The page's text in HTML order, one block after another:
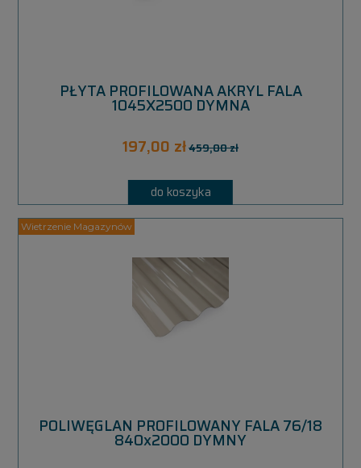
PŁYTA PROFILOWANA AKRYL FALA
1045X2500 DYMNA
197,00 zł459,00 zł
do koszyka
POLIWĘGLAN PROFILOWANY FALA 76/18
840x2000 DYMNY